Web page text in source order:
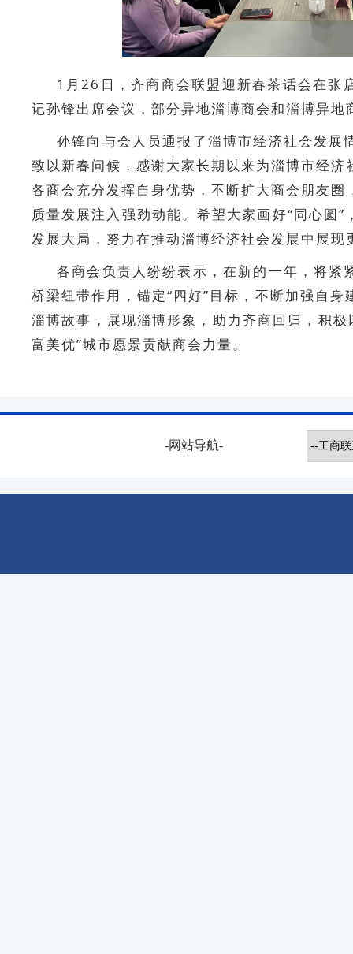
1月26日，齐商商会联盟迎新春茶话会在张
记孙锋出席会议，部分异地淄博商会和淄博异地
孙锋向与会人员通报了淄博市经济社会发
致以新春问候，感谢大家长期以来为淄博市经
各商会充分发挥自身优势，不断扩大商会朋友
质量发展注入强劲动能。希望大家画好“同心圆
发展大局，努力在推动淄博经济社会发展中展
各商会负责人纷纷表示，在新的一年，将
桥梁纽带作用，锚定“四好”目标，不断加强自
淄博故事，展现淄博形象，助力齐商回归，积
富美优”城市愿景贡献商会力量。
-网站导航-